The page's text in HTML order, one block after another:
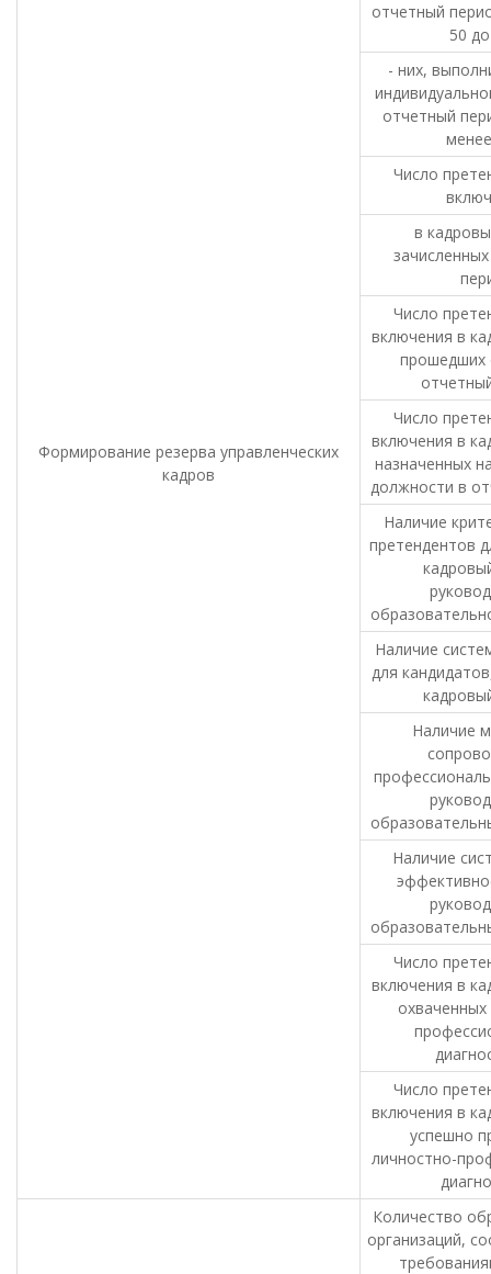
Формирование резерва управленческих
кадров
отчетный
50
- них,
отчетный
Число
в
Число
включения в
прошедших
Число
включения в
назначенных
должности в
Наличие
претендентов
Наличие
для
Наличие
Наличие
Число
включения в
Число
включения в
успешно
личностно-
Количество
организаций,